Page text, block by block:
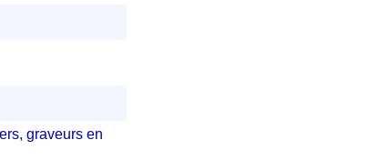
graveurs en